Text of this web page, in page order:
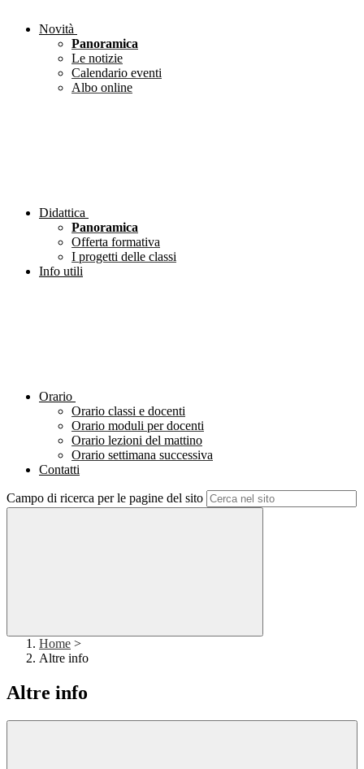
Novità
Panoramica
Le notizie
Calendario eventi
Albo online
Didattica
Panoramica
Offerta formativa
I progetti delle classi
Info utili
Orario
Orario classi e docenti
Orario moduli per docenti
Orario lezioni del mattino
Orario settimana successiva
Contatti
Campo di ricerca per le pagine del sito
Home >
Altre info
Altre info